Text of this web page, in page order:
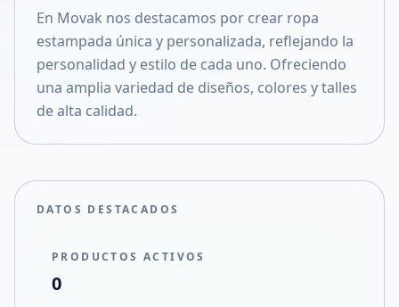
Compartir en X
En Movak nos destacamos por crear ropa
estampada única y personalizada, reflejando la
personalidad y estilo de cada uno. Ofreciendo
una amplia variedad de diseños, colores y talles
de alta calidad.
DATOS DESTACADOS
PRODUCTOS ACTIVOS
0